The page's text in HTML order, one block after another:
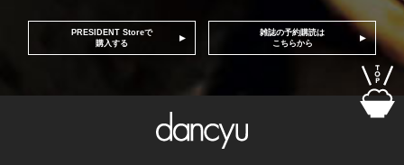
PRESIDENT Storeで
購入する
雑誌の予約購読は
こちらから